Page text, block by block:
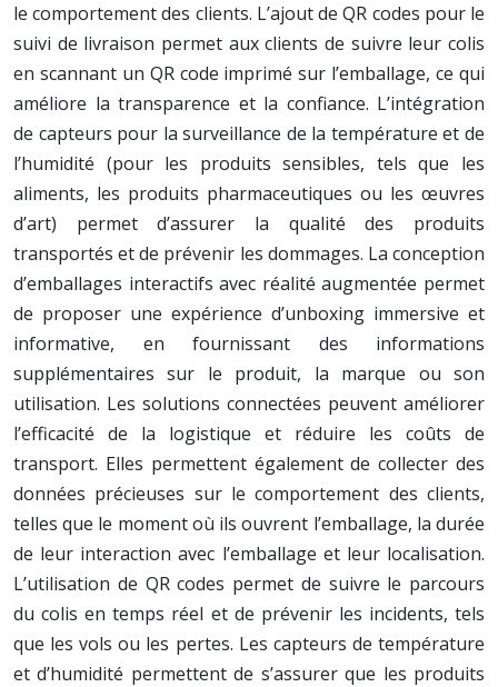
le comportement des clients. L’ajout de QR codes pour le
suivi de livraison permet aux clients de suivre leur colis
en scannant un QR code imprimé sur l’emballage, ce qui
améliore la transparence et la confiance. L’intégration
de capteurs pour la surveillance de la température et de
l’humidité (pour les produits sensibles, tels que les
aliments, les produits pharmaceutiques ou les œuvres
d’art) permet d’assurer la qualité des produits
transportés et de prévenir les dommages. La conception
d’emballages interactifs avec réalité augmentée permet
de proposer une expérience d’unboxing immersive et
informative, en fournissant des informations
supplémentaires sur le produit, la marque ou son
utilisation. Les solutions connectées peuvent améliorer
l’efficacité de la logistique et réduire les coûts de
transport. Elles permettent également de collecter des
données précieuses sur le comportement des clients,
telles que le moment où ils ouvrent l’emballage, la durée
de leur interaction avec l’emballage et leur localisation.
L’utilisation de QR codes permet de suivre le parcours
du colis en temps réel et de prévenir les incidents, tels
que les vols ou les pertes. Les capteurs de température
et d’humidité permettent de s’assurer que les produits